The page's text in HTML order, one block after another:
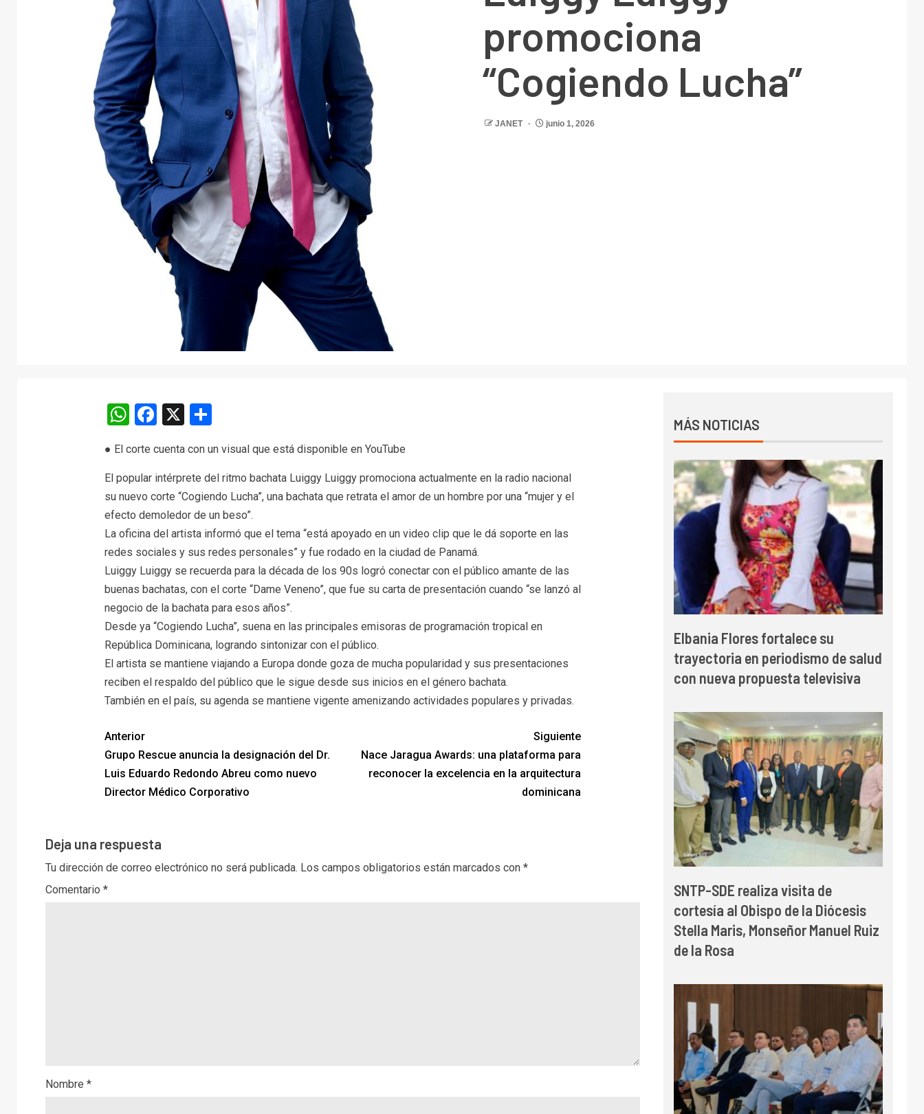
promociona
“Cogiendo Lucha”
JANET junio 1, 2026
WhatsApp
Facebook
X Compartir
● El corte cuenta con un visual que está disponible en YouTube
El popular intérprete del ritmo bachata Luiggy Luiggy promociona actualmente en la radio nacional
su nuevo corte “Cogiendo Lucha”, una bachata que retrata el amor de un hombre por una “mujer y el
efecto demoledor de un beso”.
La oficina del artista informó que el tema “está apoyado en un video clip que le dá soporte en las
redes sociales y sus redes personales” y fue rodado en la ciudad de Panamá.
Luiggy Luiggy se recuerda para la década de los 90s logró conectar con el público amante de las
buenas bachatas, con el corte “Dame Veneno”, que fue su carta de presentación cuando “se lanzó al
negocio de la bachata para esos años”.
Desde ya “Cogiendo Lucha”, suena en las principales emisoras de programación tropical en
República Dominicana, logrando sintonizar con el público.
El artista se mantiene viajando a Europa donde goza de mucha popularidad y sus presentaciones
reciben el respaldo del público que le sigue desde sus inicios en el género bachata.
También en el país, su agenda se mantiene vigente amenizando actividades populares y privadas.
Anterior
Grupo Rescue anuncia la designación del Dr.
Luis Eduardo Redondo Abreu como nuevo
Director Médico Corporativo
Siguiente
Nace Jaragua Awards: una plataforma para
reconocer la excelencia en la arquitectura
dominicana
Deja una respuesta
Tu dirección de correo electrónico no será publicada. Los campos obligatorios están marcados con *
Comentario *
Nombre *
MÁS NOTICIAS
Elbania Flores fortalece su
trayectoria en periodismo de salud
con nueva propuesta televisiva
SNTP-SDE realiza visita de
cortesía al Obispo de la Diócesis
Stella Maris, Monseñor Manuel Ruiz
de la Rosa